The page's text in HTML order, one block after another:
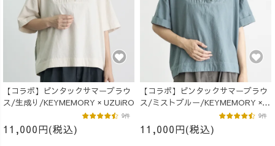
【コラボ】ピンタックサマーブラウ
ス/生成り/KEYMEMORY × UZUiRO
11,000円(税込)
9件
【コラボ】ピンタックサマーブラウ
ス/ミストブルー/KEYMEMORY ×
11,000円(税込)
9件